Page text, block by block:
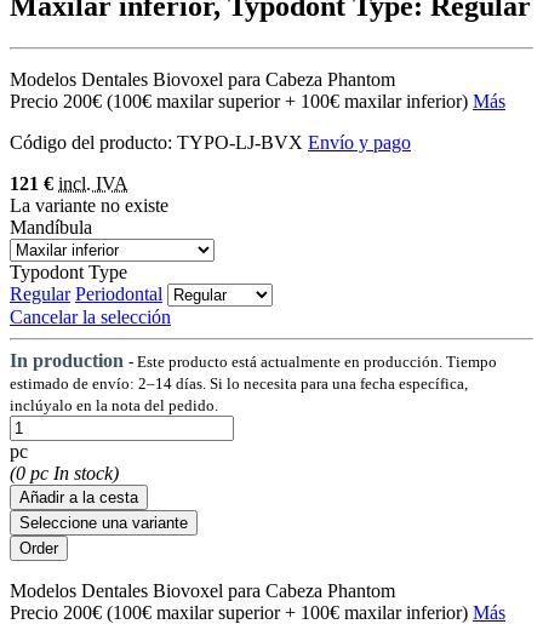
Modelos Dentales Biovoxel para Cabeza Phantom
Precio 200€ (100€ maxilar superior + 100€ maxilar inferior) Más
Código del producto: TYPO-LJ-BVX Envío y pago
121 € incl. IVA
La variante no existe
Mandíbula
Typodont Type
Regular Periodontal
Cancelar la selección
In production - Este producto está actualmente en producción. Tiempo
estimado de envío: 2–14 días. Si lo necesita para una fecha específica,
inclúyalo en la nota del pedido.
pc
(0 pc In stock)
Añadir a la cesta
Seleccione una variante
Modelos Dentales Biovoxel para Cabeza Phantom
Precio 200€ (100€ maxilar superior + 100€ maxilar inferior) Más